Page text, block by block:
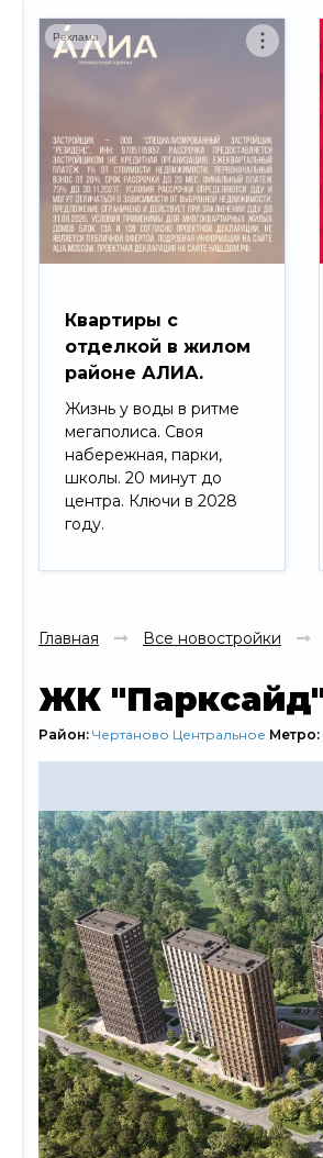
Квартиры с
отделкой в жилом
районе АЛИА.
Жизнь у воды в ритме
мегаполиса. Своя
набережная, парки,
школы. 20 минут до
центра. Ключи в 2028
году.
Реклама
Главная Все новостройки
ЖК
Район: Чертаново Центральное Метро: